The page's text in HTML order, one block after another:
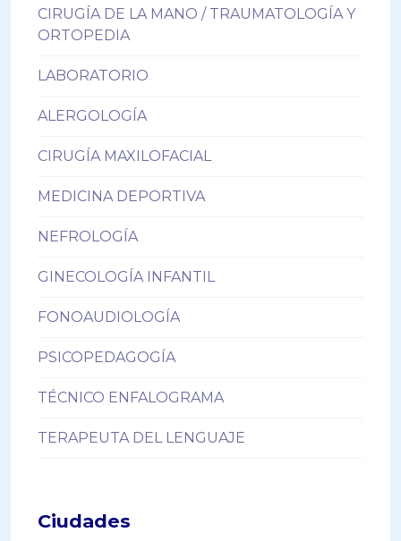
CIRUGÍA DE LA MANO / TRAUMATOLOGÍA Y
ORTOPEDIA
LABORATORIO
ALERGOLOGÍA
CIRUGÍA MAXILOFACIAL
MEDICINA DEPORTIVA
NEFROLOGÍA
GINECOLOGÍA INFANTIL
FONOAUDIOLOGÍA
PSICOPEDAGOGÍA
TÉCNICO ENFALOGRAMA
TERAPEUTA DEL LENGUAJE
Ciudades